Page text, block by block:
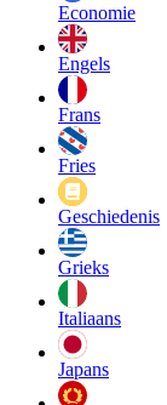
Economie
Engels
Frans
Fries
Geschiedenis
Grieks
Italiaans
Japans